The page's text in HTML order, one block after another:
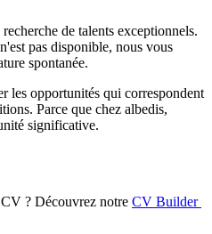
de talents exceptionnels.
pas disponible, nous vous
spontanée.
les opportunités qui correspondent
Parce que chez albedis,
significative.
? Découvrez notre CV Builder